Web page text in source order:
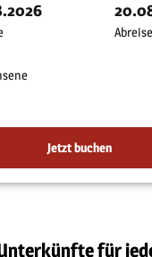
Abreise
Jetzt buchen
für